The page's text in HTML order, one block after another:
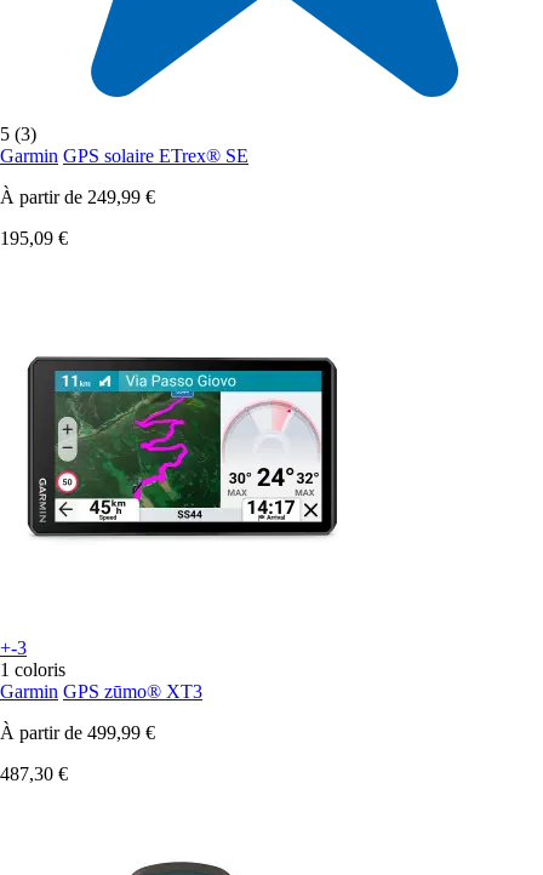
5 (3)
Garmin GPS solaire ETrex® SE
À partir de 249,99 €
195,09 €
+-3
1 coloris
Garmin GPS zūmo® XT3
À partir de 499,99 €
487,30 €